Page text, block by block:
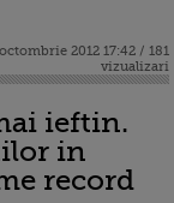
2012 17:42 / 181
vizualizari
ieftin.
in
record